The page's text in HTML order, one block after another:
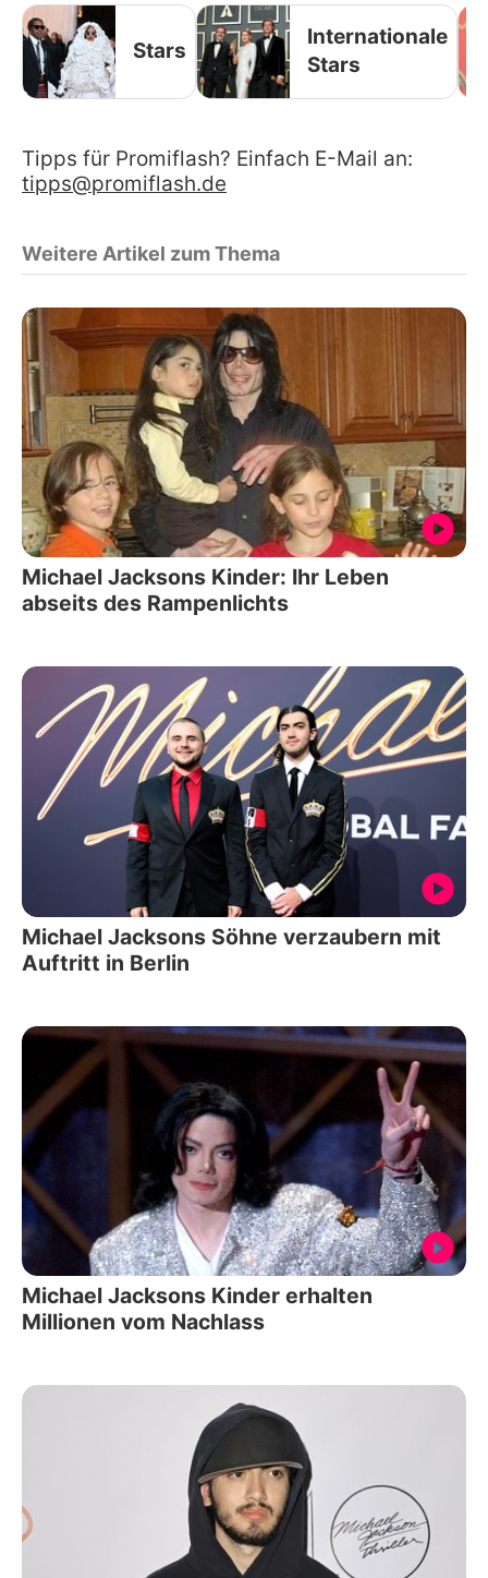
Stars
Internationale
Stars
Tipps für Promiflash? Einfach E-Mail an:
tipps@promiflash.de
Weitere Artikel zum Thema
Michael Jacksons Kinder: Ihr Leben
abseits des Rampenlichts
Michael Jacksons Söhne verzaubern mit
Auftritt in Berlin
Michael Jacksons Kinder erhalten
Millionen vom Nachlass